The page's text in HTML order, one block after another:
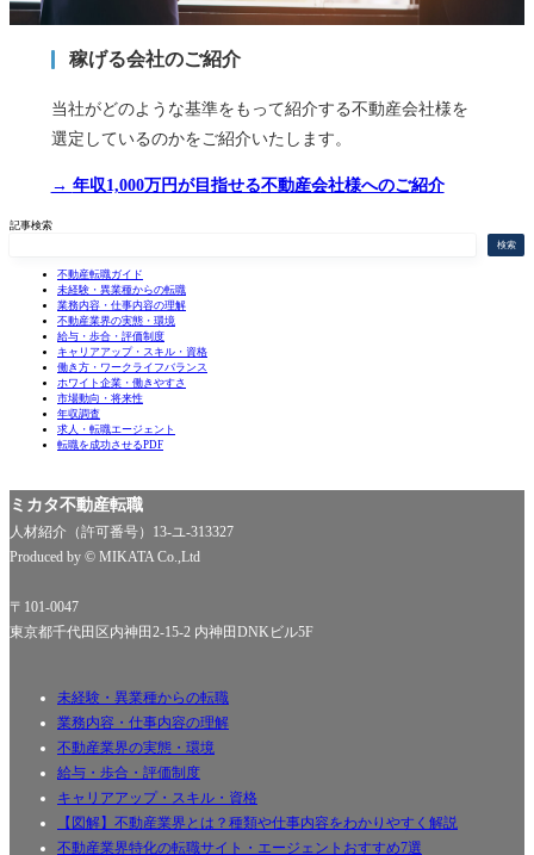
稼げる会社のご紹介
当社がどのような基準をもって紹介する不動産会社様を
選定しているのかをご紹介いたします。
→ 年収1,000万円が目指せる不動産会社様へのご紹介
記事検索
検索
不動産転職ガイド
未経験・異業種からの転職
業務内容・仕事内容の理解
不動産業界の実態・環境
給与・歩合・評価制度
キャリアアップ・スキル・資格
働き方・ワークライフバランス
ホワイト企業・働きやすさ
市場動向・将来性
年収調査
求人・転職エージェント
転職を成功させるPDF
ミカタ不動産転職
人材紹介（許可番号）13-ユ-313327
Produced by © MIKATA Co.,Ltd
〒101-0047
東京都千代田区内神田2-15-2 内神田DNKビル5F
未経験・異業種からの転職
業務内容・仕事内容の理解
不動産業界の実態・環境
給与・歩合・評価制度
キャリアアップ・スキル・資格
【図解】不動産業界とは？種類や仕事内容をわかりやすく解説
不動産業界特化の転職サイト・エージェントおすすめ7選